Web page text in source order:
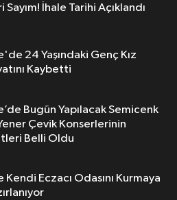
Sayım! İhale Tarihi Açıklandı
24 Yaşındaki Genç Kız
Kaybetti
Bugün Yapılacak Semicenk
Çevik Konserlerinin
Belli Oldu
Kendi Eczacı Odasını Kurmaya